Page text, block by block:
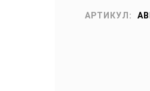
АРТИКУЛ: